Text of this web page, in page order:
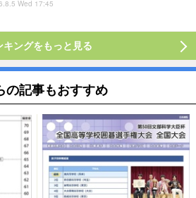
Wed 17:45
キングをもっと見る
の記事もおすすめ